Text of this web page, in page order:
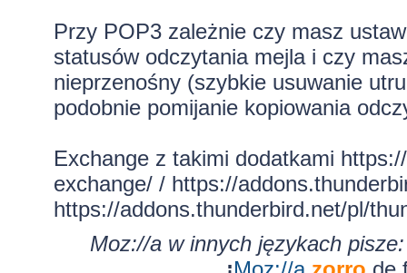
Przy POP3 zależnie czy masz
statusów odczytania mejla i czy
nieprzenośny (szybkie usuwanie
podobnie pomijanie kopiowania
Exchange z takimi dodatkami
exchange// https://
https://addons.thunderbird.net/pl/
Moz://a w innych językach pisze: